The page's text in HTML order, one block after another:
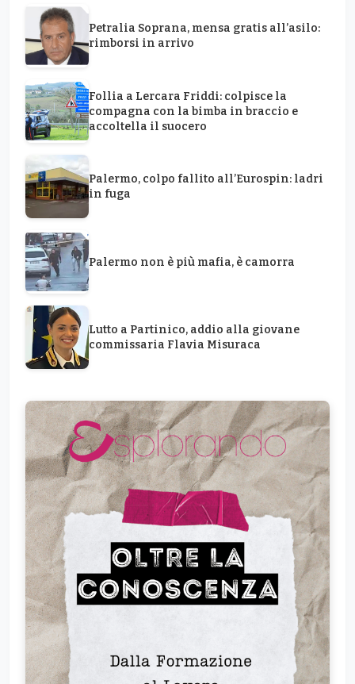
Petralia Soprana, mensa gratis all’asilo:
rimborsi in arrivo
Follia a Lercara Friddi: colpisce la
compagna con la bimba in braccio e
accoltella il suocero
Palermo, colpo fallito all’Eurospin: ladri
in fuga
Palermo non è più mafia, è camorra
Lutto a Partinico, addio alla giovane
commissaria Flavia Misuraca